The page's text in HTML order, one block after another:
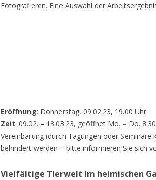
Fotografieren. Eine Auswahl der
Eröffnung: Donnerstag, 09.02.23, 19.00 Uhr
Zeit: 09.02. – 13.03.23, geöffnet Mo. – Do.
Vereinbarung (durch Tagungen oder
behindert werden – bitte informieren Sie sich
Vielfältige Tierwelt im heimischen